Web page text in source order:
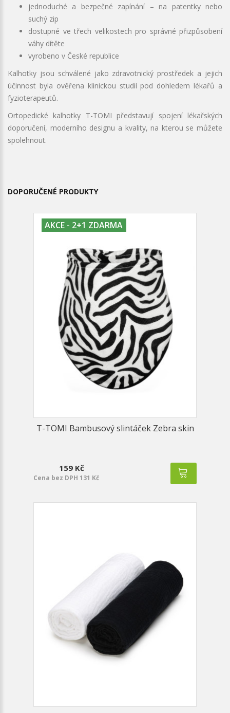
jednoduché a bezpečné zapínání – na patentky nebo
suchý zip
dostupné ve třech velikostech pro správné přizpůsobení
váhy dítěte
vyrobeno v České republice
Kalhotky jsou schválené jako zdravotnický prostředek a jejich
účinnost byla ověřena klinickou studií pod dohledem lékařů a
fyzioterapeutů.
Ortopedické kalhotky T-TOMI představují spojení lékařských
doporučení, moderního designu a kvality, na kterou se můžete
spolehnout.
DOPORUČENÉ PRODUKTY
AKCE - 2+1 ZDARMA
T-TOMI Bambusový slintáček Zebra skin
159 Kč
Cena bez DPH 131 Kč